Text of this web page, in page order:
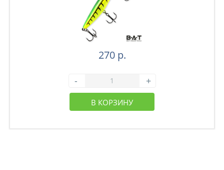
270 р.
- +
В КОРЗИНУ